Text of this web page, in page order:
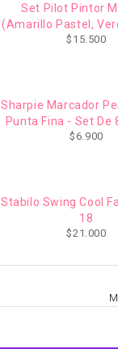
Set Pilot Pintor
(Amarillo Pastel,
Azul Pastel )
$ 15.500
Sharpie Marcador
Punta Fina - Set De
$6.900
Stabilo Swing Cool
18
$21.000